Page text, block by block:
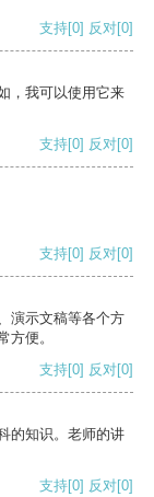
支持[0] 反对[0]
，我可以使用它来
支持[0] 反对[0]
支持[0] 反对[0]
演示文稿等各个方
方便。
支持[0] 反对[0]
的知识。老师的讲
支持[0] 反对[0]